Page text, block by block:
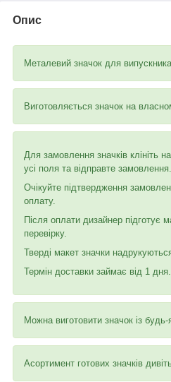
Опис
Металевий значок для
Виготовляється значок на
Для замовлення значків клініть
усі поля та відправте замовлення.
Очікуйте підтвердження
оплату.
Після оплати дизайнер підготує
перевірку.
Тверді макет значки
Термін доставки займає від 1 дня.
Можна виготовити значок із
Асортимент готових значків